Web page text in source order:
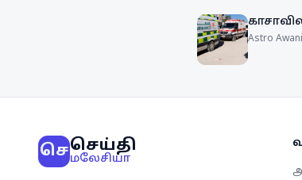
Astro Awani
செசெய்தி
மலேசியா